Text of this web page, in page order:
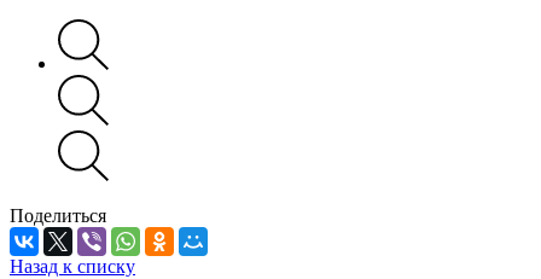
Поделиться
Назад к списку